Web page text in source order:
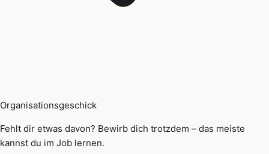
Organisationsgeschick
Fehlt dir etwas davon? Bewirb dich trotzdem – das meiste
kannst du im Job lernen.